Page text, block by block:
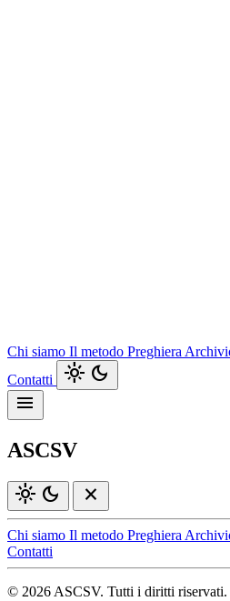
Chi siamo Il metodo Preghiera
Contatti
light_mode dark_mode
menu
ASCSV
light_mode dark_mode close
Chi siamo Il metodo Preghiera
Contatti
© 2026 ASCSV. Tutti i diritti riservati.